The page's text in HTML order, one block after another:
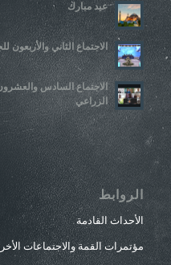
عيد مبارك
الاجتماع الثاني والأربعون
الاجتماع السادس
الزراعي
الروابط
الأحداث القادمة
مؤتمرات القمة والاجتماعات